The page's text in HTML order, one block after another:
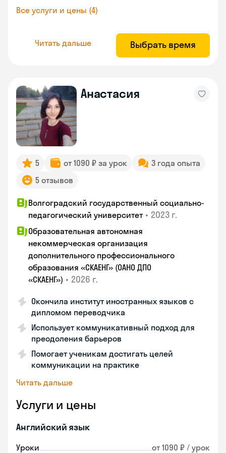
Все услуги и цены (4)
Читать дальше Выбрать время
Анастасия
5 от 1090 ₽ за урок
3 года опыта
5 отзывов
Волгоградский государственный социально-
педагогический университет • 2023 г.
Образовательная автономная
некоммерческая организация
дополнительного профессионального
образования «СКАЕНГ» (ОАНО ДПО
«СКАЕНГ») • 2026 г.
Окончила институт иностранных языков с
дипломом переводчика
Использует коммуникативный подход для
преодоления барьеров
Помогает ученикам достигать целей
коммуникации на практике
Читать дальше
Услуги и цены
Английский язык
Уроки от 1090 ₽ / урок